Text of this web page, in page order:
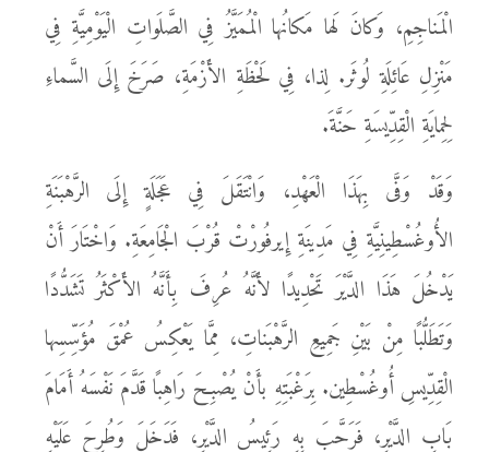
الْمَناجِمِ، وَكانَ لَها مَكانُها الْمُمَيَّزُ فِي الصَّلَواتِ الْيَوْمِيَّةِ فِي
مَنْزِلِ عَائِلَةِ لُوثَر. لِذا، فِي لَحْظَةِ الأَزْمَةِ، صَرَخَ إِلَى السَّماءِ
لِحِمايَةِ الْقِدِّيسَةِ حَنَّةَ.
وَقَدْ وَفَّى بِهَذَا الْعَهْدِ، وَانْتَقَلَ فِي عَجَلَةٍ إِلَى الرَّهْبَنَةِ
الأُوغُسْطِينِيَّةِ فِي مَدِينَةِ إِيرفُورْتْ قُرْبَ الْجَامِعَةِ. وَاخْتَارَ أَنْ
يَدْخُلَ هَذَا الدَّيْرَ تَحْدِيدًا لأَنَّهُ عُرِفَ بِأَنَّهُ الأَكْثَرُ تَشَدُّدًا
وَتَطَلُّبًا مِنْ بَيْنِ جَمِيعِ الرَّهْبَناتِ، مِمَّا يَعْكِسُ عُمْقَ مُؤَسِّسِها
الْقِدِّيسِ أُوغُسْطِين. بِرَغْبَتِهِ بأَنْ يُصْبِحَ رَاهِبًا قَدَّمَ نَفْسَهُ أَمَامَ
بَابِ الدَّيْرِ، فَرَحَّبَ بِهِ رَئِيسُ الدَّيْرِ، فَدَخَلَ وَطُرِحَ عَلَيْهِ